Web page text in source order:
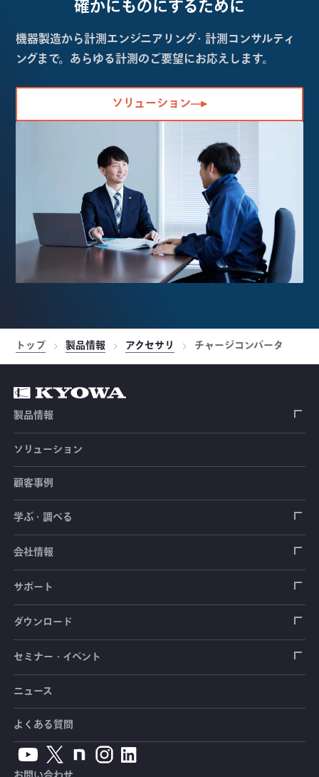
確かにものにするために
機器製造から計測エンジニアリング・計測コンサルティ
ングまで。あらゆる計測のご要望にお応えします。
ソリューション
トップ 製品情報 アクセサリ チャージコンバータ
製品情報
ひずみゲージ
センサ（変換器）
ロードセル
加速度センサ
圧力センサ
トルクセンサ
土木建築用センサ
荷重計
土圧計
間隙水圧計
傾斜計
鉄筋計
自動車用センサ
シートベルト張力計
操舵力・操舵角計
手ブレーキ計・チェンジレバー操作力計
踏力計
ホイールトルクセンサ
人体ダミー用センサ
測定器
データロガー
指示計・表示器
増幅器（アンプ）
ハンディ測定器（チェッカ）
ソフトウェア
計測システム
道路用計測システム
鉄道用計測システム
自動車用計測システム
ブリッジボックス
ケーブル・コネクタ
アクセサリ
ソリューション
顧客事例
学ぶ・調べる
ひずみゲージ
センサ（変換器）
測定器
光ファイバ計測ソリューション - 学ぶ・調べる
共和技報
単位変換表
会社情報
拠点情報
会社概要
サポート
製品輸出時の取り扱いと該非判定書
毒物及び劇物譲受書
安全データシート（SDS）
カタログ・資料のダウンロード
生産終了製品一覧
ダウンロード
カタログ
取扱説明書
CADデータ
ソフトウェアバージョンアップ
セミナー・イベント
セミナー・講習会
イベント・展示会
ニュース
よくある質問